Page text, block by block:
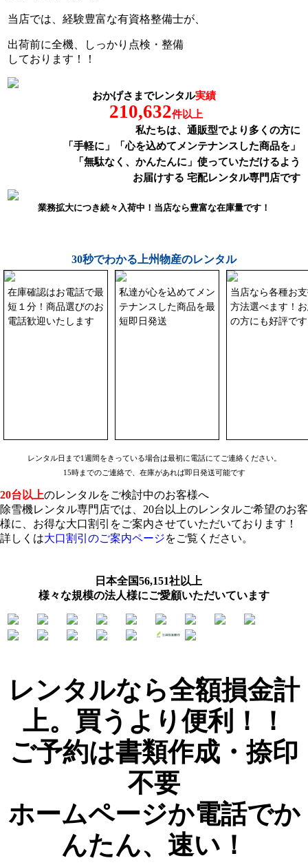
当店では、経験豊富な有資格整備士が、
出荷前に全機、しっかり 点検・整備
しております！！
おかげさまでレンタル実績
210,632件以上
私たちは、通販型でより多くの方に
「手軽に」「心を込めてメンテナンスした商品を」
「無駄なく、かんたんに」 使っていただけるよう
お届けする 宅配レンタル専門店です
業務拡大につき続々入荷中！当店なら豊富な在庫量です！
30秒でわかる上州物産のレンタル
在庫確認はお電話で最
短１分！商品選びのお
電話歓迎いたします
私達が心を込めてメン
テナンスした商品を最
短即日発送
当店なら各種お
方法選べます！
の方にも好評です
レンタル日まで1週間をきっている場合は最初に電話にてご連絡ください。
15時までのご連絡で、在庫があれば即日発送可能です
20台以上のレンタルをご検討中のお客様へ
除雪機レンタル専門店では、20台以上のレンタルご希望のお客
様に、お得な大口割引をご案内させていただいております！
詳しくは大口割引のご案内ページをご覧ください。
日本全国56,151社以上
様々な規模の法人様にご愛顧いただいています
レンタルなら全額損金計
上。買うより便利！！
ご予約は書類作成・捺印
不要
ホームページか電話でか
んたん、速い！